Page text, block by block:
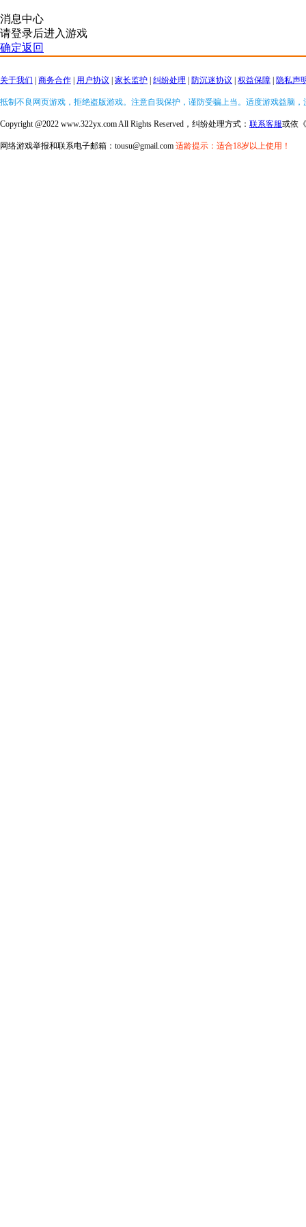
消息中心
请登录后进入游戏
确定返回
关于我们 商务合作 用户协议 家长监护 纠纷处理 防沉迷协议 权益保障 隐私声
抵制不良网页游戏，拒绝盗版游戏。注意自我保护，谨防受骗上当。适度游戏益脑
Copyright @2022 www.322yx.com All Rights Reserved，纠纷处理方式： 联系客服或依《
网络游戏举报和联系电子邮箱：tousu@gmail.com 适龄提示：适合18岁以上使用！